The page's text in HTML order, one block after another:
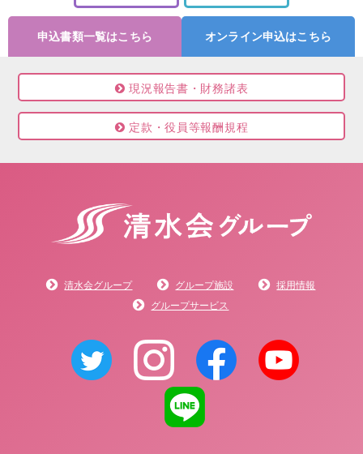
申込書類一覧はこちら オンライン申込はこちら
現況報告書・財務諸表
定款・役員等報酬規程
清水会グループ グループ施設
採用情報
グループサービス